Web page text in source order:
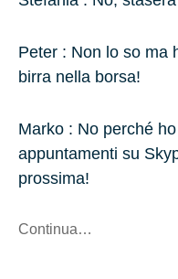
Peter : Non lo so ma
birra nella borsa!
Marko : No perché
appuntamenti su
prossima!
Continua…